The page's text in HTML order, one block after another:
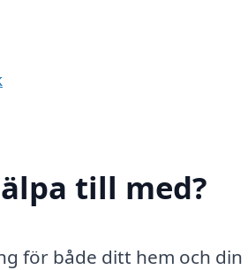
till med?
för både ditt hem och din